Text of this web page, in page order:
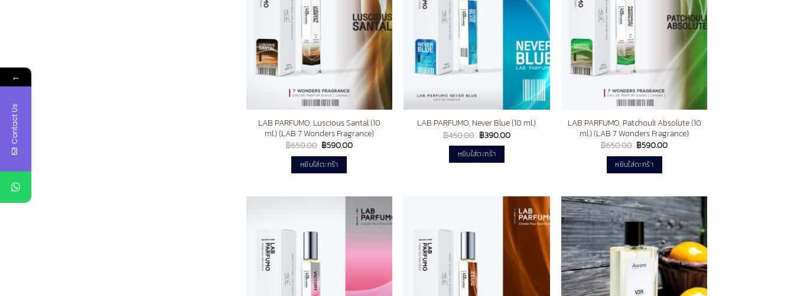
LAB PARFUMO, Luscious Santal (10
ml.) (LAB 7 Wonders Fragrance)
฿650.00 Original
price
was:
฿650.00.
฿590.00Current
หยิบใส่ตะกร้า
LAB PARFUMO, Never Blue (10 ml.)
฿450.00 Original
price
was:
฿450.00.
฿390.00Current
หยิบใส่ตะกร้า
LAB PARFUMO, Patchouli Absolute (10
ml.) (LAB 7 Wonders Fragrance)
฿650.00 Original
price
was:
฿650.00.
฿590.00Current
หยิบใส่ตะกร้า
Add to
wishlist
Add to
wishlist
←
Contact Us